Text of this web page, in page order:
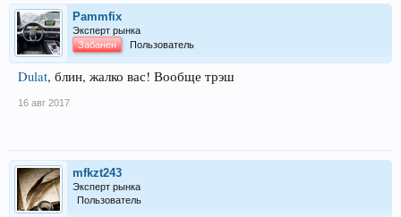
Pammfix
Эксперт рынка
Забанен
Пользователь
Dulat, блин, жалко вас! Вообще трэш
16 авг 2017
mfkzt243
Эксперт рынка
Пользователь